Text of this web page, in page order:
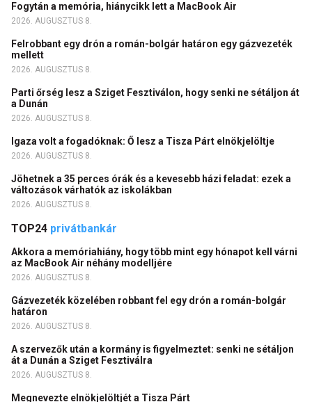
Fogytán a memória, hiánycikk lett a MacBook Air
2026. AUGUSZTUS 8.
Felrobbant egy drón a román-bolgár határon egy gázvezeték
mellett
2026. AUGUSZTUS 8.
Parti őrség lesz a Sziget Fesztiválon, hogy senki ne sétáljon át
a Dunán
2026. AUGUSZTUS 8.
Igaza volt a fogadóknak: Ő lesz a Tisza Párt elnökjelöltje
2026. AUGUSZTUS 8.
Jöhetnek a 35 perces órák és a kevesebb házi feladat: ezek a
változások várhatók az iskolákban
2026. AUGUSZTUS 8.
TOP24 privátbankár
Akkora a memóriahiány, hogy több mint egy hónapot kell várni
az MacBook Air néhány modelljére
2026. AUGUSZTUS 8.
Gázvezeték közelében robbant fel egy drón a román-bolgár
határon
2026. AUGUSZTUS 8.
A szervezők után a kormány is figyelmeztet: senki ne sétáljon
át a Dunán a Sziget Fesztiválra
2026. AUGUSZTUS 8.
Megnevezte elnökjelöltjét a Tisza Párt